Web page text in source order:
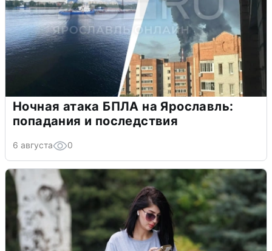
Ночная атака БПЛА на Ярославль:
попадания и последствия
6 августа 0